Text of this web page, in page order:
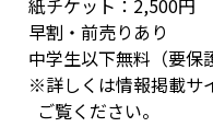
紙チケット：2,500円
早割・前売りあり
中学生以下無料（要保
※詳しくは情報掲載サ
ご覧ください。